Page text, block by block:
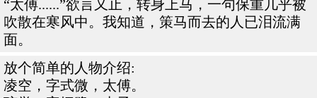
“太傅......”欲言又止，转身上马，一句保重几乎被
吹散在寒风中。我知道，策马而去的人已泪流满
面。
放个简单的人物介绍:
凌空，字式微，太傅。